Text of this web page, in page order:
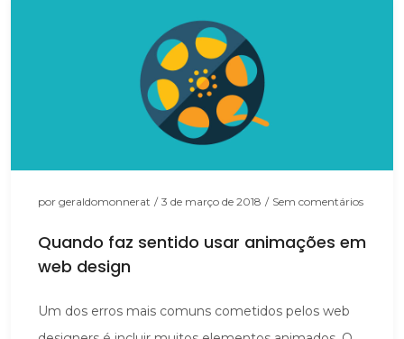
por geraldomonnerat / 3 de março de 2018 / Sem comentários
Quando faz sentido usar animações em
web design
Um dos erros mais comuns cometidos pelos web